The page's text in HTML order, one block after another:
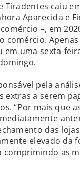
caiu
Aparecida e
–, em
comércio.
em uma sexta-
pela
a serem
“Por mais que
das
elevado da
comprimindo as